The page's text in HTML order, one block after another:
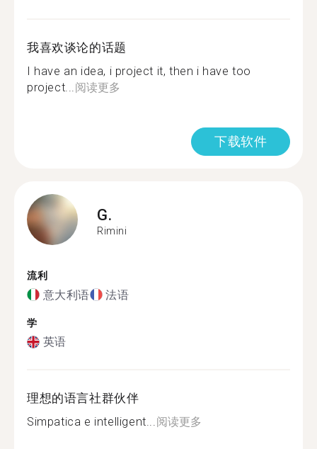
我喜欢谈论的话题
I have an idea, i project it, then i have too
project...阅读更多
下载软件
G.
Rimini
流利
意大利语 法语
学
英语
理想的语言社群伙伴
Simpatica e intelligent...阅读更多